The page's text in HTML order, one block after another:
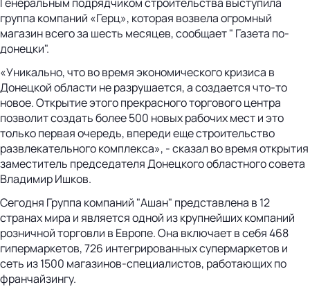
группа компаний «Герц», которая возвела огромный
магазин всего за шесть месяцев, сообщает " Газета по-
донецки".
«Уникально, что во время экономического кризиса в
Донецкой области не разрушается, а создается что-то
новое. Открытие этого прекрасного торгового центра
позволит создать более 500 новых рабочих мест и это
только первая очередь, впереди еще строительство
развлекательного комплекса», - сказал во время открытия
заместитель председателя Донецкого областного совета
Владимир Ишков.
Сегодня Группа компаний "Ашан" представлена в 12
странах мира и является одной из крупнейших компаний
розничной торговли в Европе. Она включает в себя 468
гипермаркетов, 726 интегрированных супермаркетов и
сеть из 1500 магазинов-специалистов, работающих по
франчайзингу.